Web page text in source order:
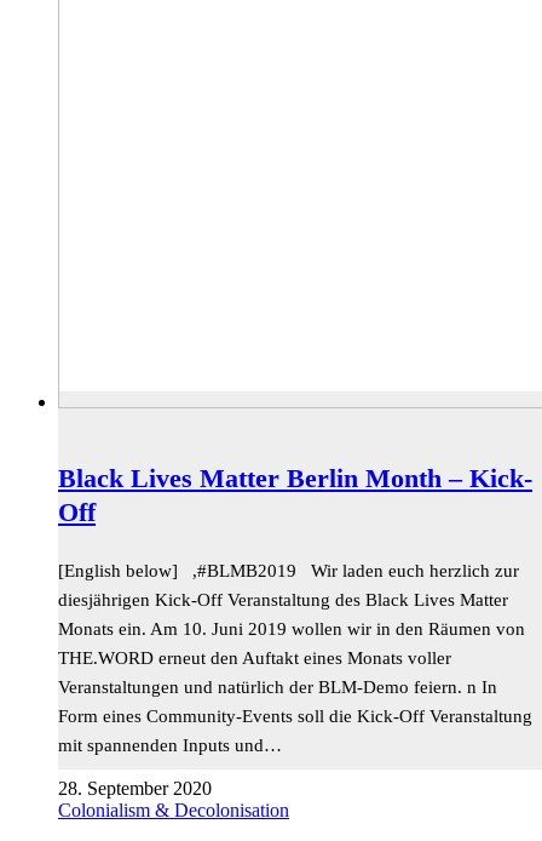
Black Lives Matter Berlin Month – Kick-
Off
[English below] ,#BLMB2019 Wir laden euch herzlich zur
diesjährigen Kick-Off Veranstaltung des Black Lives Matter
Monats ein. Am 10. Juni 2019 wollen wir in den Räumen von
THE.WORD erneut den Auftakt eines Monats voller
Veranstaltungen und natürlich der BLM-Demo feiern. n In
Form eines Community-Events soll die Kick-Off Veranstaltung
mit spannenden Inputs und…
28. September 2020
Colonialism & Decolonisation